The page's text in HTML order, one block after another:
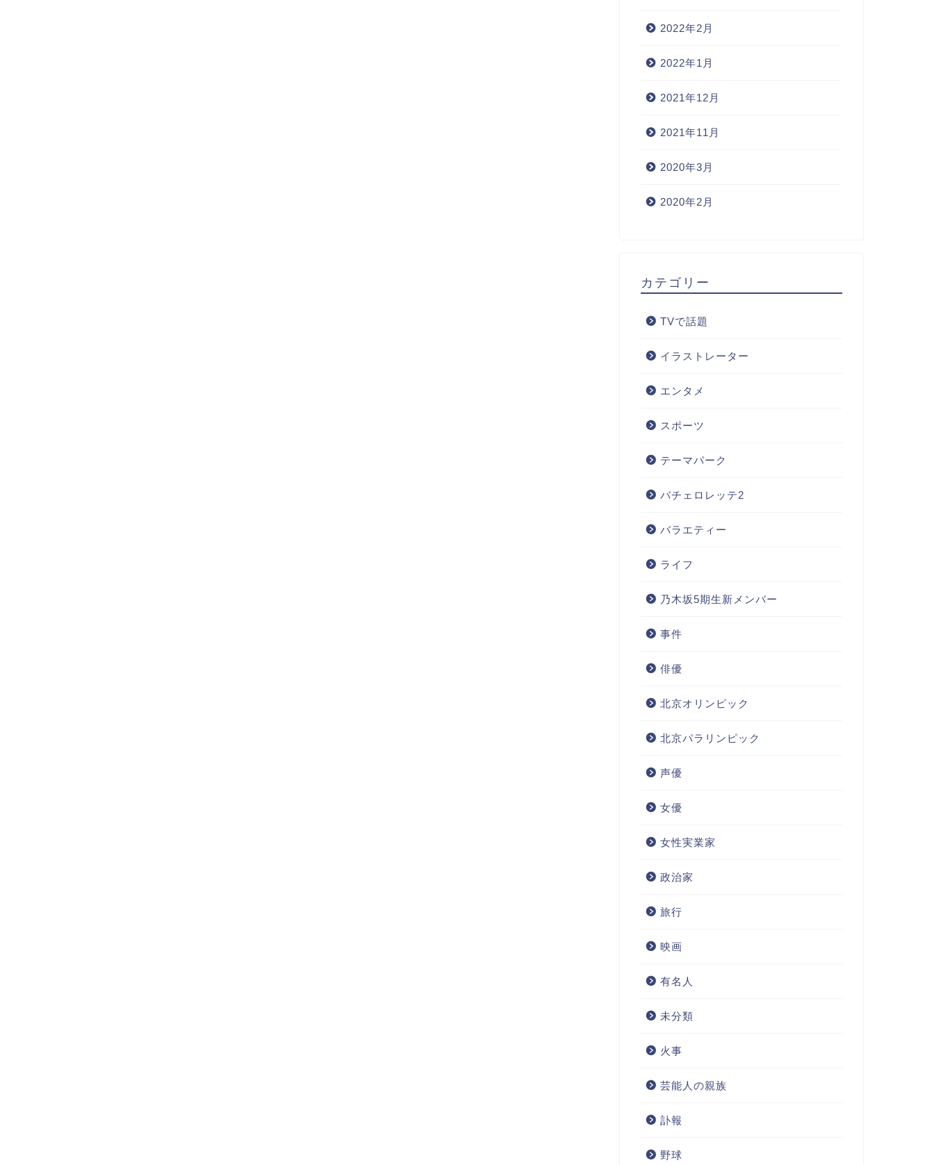
2022年2月
2022年1月
2021年12月
2021年11月
2020年3月
2020年2月
カテゴリー
TVで話題
イラストレーター
エンタメ
スポーツ
テーマパーク
バチェロレッテ2
バラエティー
ライフ
乃木坂5期生新メンバー
事件
俳優
北京オリンピック
北京パラリンピック
声優
女優
女性実業家
政治家
旅行
映画
有名人
未分類
火事
芸能人の親族
訃報
野球